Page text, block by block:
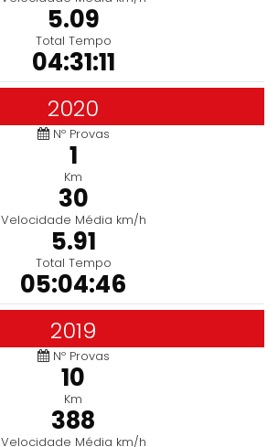
5.09
Total Tempo
04:31:11
2020
Nº Provas
1
Km
30
Velocidade Média km/h
5.91
Total Tempo
05:04:46
2019
Nº Provas
10
Km
388
Velocidade Média km/h